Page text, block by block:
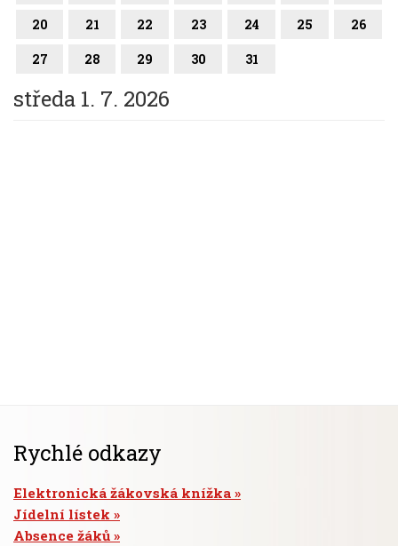
20 21 22 23 24 25 26
27 28 29 30 31
středa 1. 7. 2026
Rychlé odkazy
Elektronická žákovská knížka
Jídelní lístek
Absence žáků